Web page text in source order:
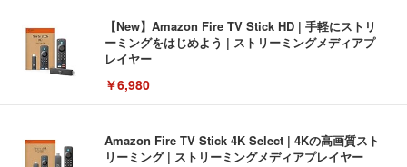
【New】Amazon Fire TV Stick HD | 手軽にストリ
ーミングをはじめよう | ストリーミングメディアプ
レイヤー
￥6,980
Amazon Fire TV Stick 4K Select | 4Kの高画質スト
リーミング | ストリーミングメディアプレイヤー